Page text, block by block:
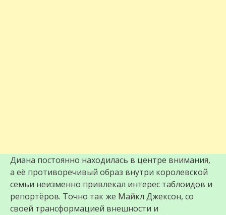
Диана постоянно находилась в центре внимания,
а её противоречивый образ внутри королевской
семьи неизменно привлекал интерес таблоидов и
репортёров. Точно так же Майкл Джексон, со
своей трансформацией внешности и